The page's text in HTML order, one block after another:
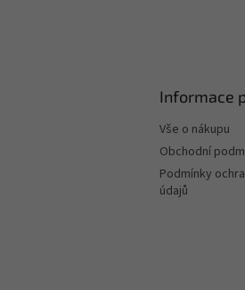
Informace
Vše o nákupu
Obchodní
Podmínky
údajů